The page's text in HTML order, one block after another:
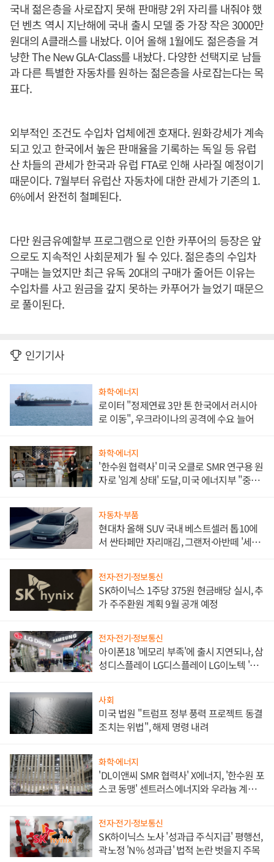
국내 젊은층을 사로잡지 못해 판매량 2위 자리를 내줘야 했
던 벤츠 역시 지난해에 국내 출시 모델 중 가장 작은 3000만
원대의 A클래스를 내놨다. 이어 올해 1월에도 젊은층을 겨
냥한 The New GLA-Class를 내놨다. 다양한 선택지로 남들
과 다른 특별한 자동차를 원하는 젊은층을 사로잡는다는 목
표다.
외부적인 조건도 수입차 업체에겐 호재다. 원화강세가 계속
되고 있고 한국에서 높은 판매율을 기록하는 독일 등 유럽
산 차들의 관세가 한국과 유럽 FTA로 인해 사라질 예정이기
때문이다. 7월부터 유럽산 자동차에 대한 관세가 기존의 1.
6%에서 완전히 철폐된다.
다만 원금유예할부 프로그램으로 인한 카푸어의 등장은 앞
으로도 지속적인 사회문제가 될 수 있다. 젊은층의 수입차
구매는 늘었지만 최근 유독 20대의 구매가 줄어든 이유는
수입차를 사고 원금을 갚지 못하는 카푸어가 늘었기 때문으
로 풀이된다.
인기기사
화학·에너지
로이터 "정제연료 3만 톤 한국에서 러시아
로 이동", 우크라이나의 공격에 수요 늘어
화학·에너지
'한수원 협력사' 미국 오클로 SMR 연구용 원
자로 '임계 상태' 도달, 미국 에너지부 "중요
자동차·부품
현대차 올해 SUV 국내 베스트셀러 톱10에
서 싼타페만 자리매김, 그랜저·아반떼 '세단
전자·전기·정보통신
SK하이닉스 1주당 375원 현금배당 실시, 추
가 주주환원 계획 9월 공개 예정
전자·전기·정보통신
아이폰18 '메모리 부족'에 출시 지연되나, 삼
성디스플레이 LG디스플레이 LG이노텍 '탈
사회
미국 법원 "트럼프 정부 풍력 프로젝트 동결
조치는 위법", 해제 명령 내려
화학·에너지
'DL이앤씨 SMR 협력사' X에너지, '한수원 포
스코 동맹' 센트러스에너지와 우라늄 계약
전자·전기·정보통신
SK하이닉스 노사 '성과급 주식지급' 평행선,
곽노정 'N% 성과급' 법적 논란 벗을지 주목